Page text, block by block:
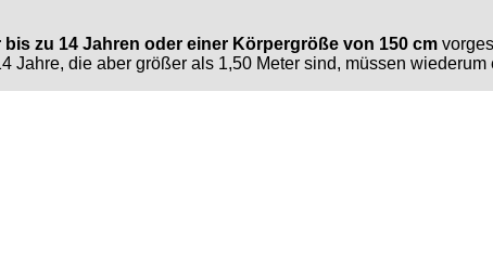
zu 14 Jahren oder einer Körpergröße von 150 cm
die aber größer als 1,50 Meter sind, müssen